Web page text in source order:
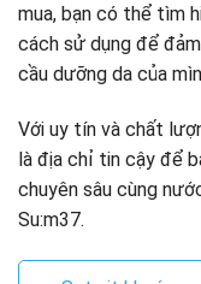
mua, bạn có thể tìm
cách sử dụng để
cầu dưỡng da của
Với uy tín và chất
là địa chỉ tin cậy để
chuyên sâu cùng
Su:m37.